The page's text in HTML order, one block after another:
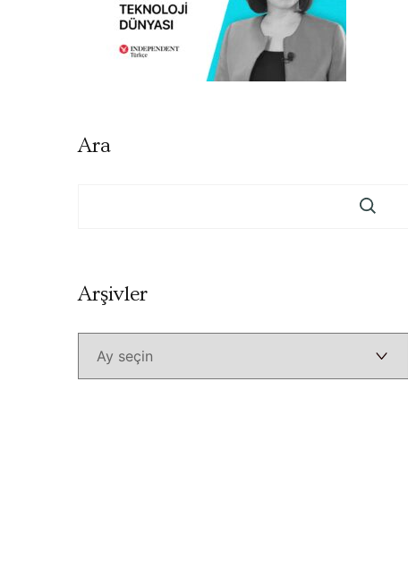
Ara
ArşivlerArşivler